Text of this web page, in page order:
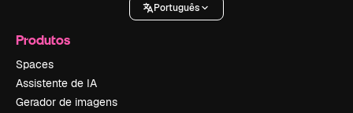
Português
Produtos
Spaces
Assistente de IA
Gerador de imagens